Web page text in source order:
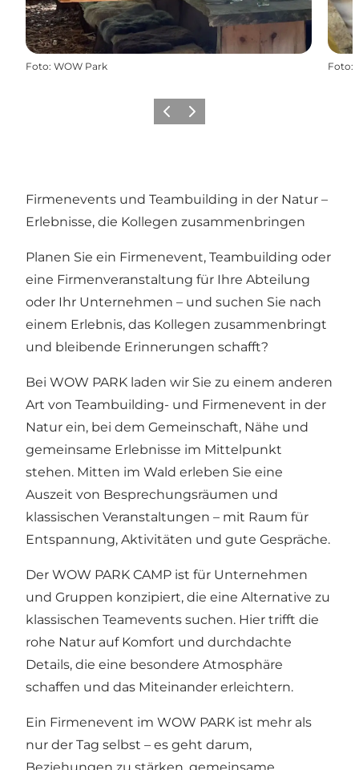
Foto: WOW Park Foto:
ZurückWeiter
Firmenevents und Teambuilding in der Natur –
Erlebnisse, die Kollegen zusammenbringen
Planen Sie ein Firmenevent, Teambuilding oder
eine Firmenveranstaltung für Ihre Abteilung
oder Ihr Unternehmen – und suchen Sie nach
einem Erlebnis, das Kollegen zusammenbringt
und bleibende Erinnerungen schafft?
Bei WOW PARK laden wir Sie zu einem anderen
Art von Teambuilding- und Firmenevent in der
Natur ein, bei dem Gemeinschaft, Nähe und
gemeinsame Erlebnisse im Mittelpunkt
stehen. Mitten im Wald erleben Sie eine
Auszeit von Besprechungsräumen und
klassischen Veranstaltungen – mit Raum für
Entspannung, Aktivitäten und gute Gespräche.
Der WOW PARK CAMP ist für Unternehmen
und Gruppen konzipiert, die eine Alternative zu
klassischen Teamevents suchen. Hier trifft die
rohe Natur auf Komfort und durchdachte
Details, die eine besondere Atmosphäre
schaffen und das Miteinander erleichtern.
Ein Firmenevent im WOW PARK ist mehr als
nur der Tag selbst – es geht darum,